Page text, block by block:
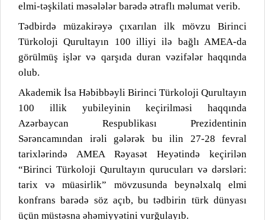
elmi-təşkilati məsələlər barədə ətraflı məlumat verib.
Tədbirdə müzakirəyə çıxarılan ilk mövzu Birinci
Türkoloji Qurultayın 100 illiyi ilə bağlı AMEA-da
görülmüş işlər və qarşıda duran vəzifələr haqqında
olub.
Akademik İsa Həbibbəyli Birinci Türkoloji Qurultayın
100 illik yubileyinin keçirilməsi haqqında
Azərbaycan Respublikası Prezidentinin
Sərəncamından irəli gələrək bu ilin 27-28 fevral
tarixlərində AMEA Rəyasət Heyətində keçirilən
“Birinci Türkoloji Qurultayın qurucuları və dərsləri:
tarix və müasirlik” mövzusunda beynəlxalq elmi
konfrans barədə söz açıb, bu tədbirin türk dünyası
üçün müstəsna əhəmiyyətini vurğulayıb.